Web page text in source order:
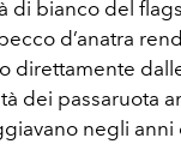
di bianco del
d’anatra
direttamente
dei passaruota
negli anni